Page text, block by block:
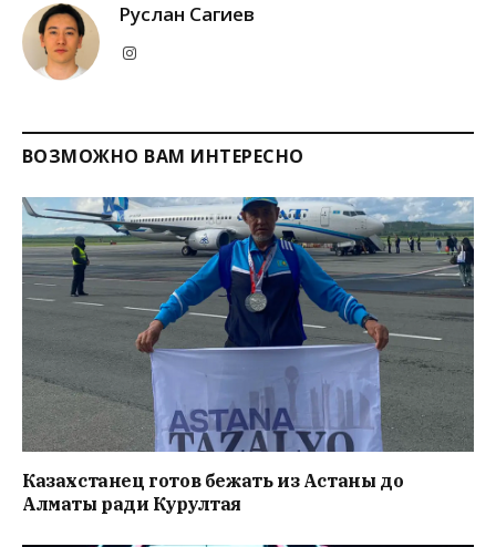
Руслан Сагиев
Instagram
ВОЗМОЖНО ВАМ ИНТЕРЕСНО
Казахстанец готов бежать из Астаны до
Алматы ради Курултая